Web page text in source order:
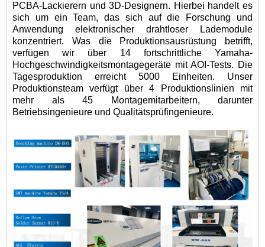
PCBA-Lackierern und 3D-Designern. Hierbei handelt es
sich um ein Team, das sich auf die Forschung und
Anwendung elektronischer drahtloser Lademodule
konzentriert. Was die Produktionsausrüstung betrifft,
verfügen wir über 14 fortschrittliche Yamaha-
Hochgeschwindigkeitsmontagegeräte mit AOI-Tests. Die
Tagesproduktion erreicht 5000 Einheiten. Unser
Produktionsteam verfügt über 4 Produktionslinien mit
mehr als 45 Montagemitarbeitern, darunter
Betriebsingenieure und Qualitätsprüfingenieure.